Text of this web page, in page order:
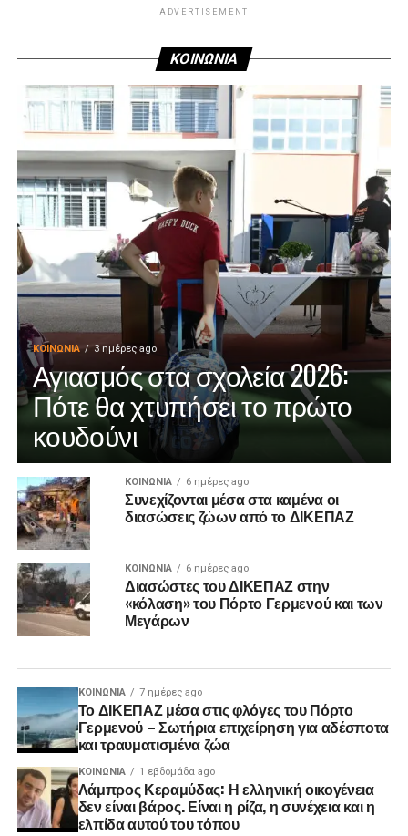
ADVERTISEMENT
ΚΟΙΝΩΝΙΑ
ΚΟΙΝΩΝΊΑ 3 ημέρες ago
Αγιασμός στα σχολεία 2026:
Πότε θα χτυπήσει το πρώτο
κουδούνι
ΚΟΙΝΩΝΊΑ 6 ημέρες ago
Συνεχίζονται μέσα στα καμένα οι
διασώσεις ζώων από το ΔΙΚΕΠΑΖ
ΚΟΙΝΩΝΊΑ 6 ημέρες ago
Διασώστες του ΔΙΚΕΠΑΖ στην
«κόλαση» του Πόρτο Γερμενού και των
Μεγάρων
ΚΟΙΝΩΝΊΑ 7 ημέρες ago
Το ΔΙΚΕΠΑΖ μέσα στις φλόγες του Πόρτο
Γερμενού – Σωτήρια επιχείρηση για αδέσποτα
και τραυματισμένα ζώα
ΚΟΙΝΩΝΊΑ 1 εβδομάδα ago
Λάμπρος Κεραμύδας: Η ελληνική οικογένεια
δεν είναι βάρος. Είναι η ρίζα, η συνέχεια και η
ελπίδα αυτού του τόπου